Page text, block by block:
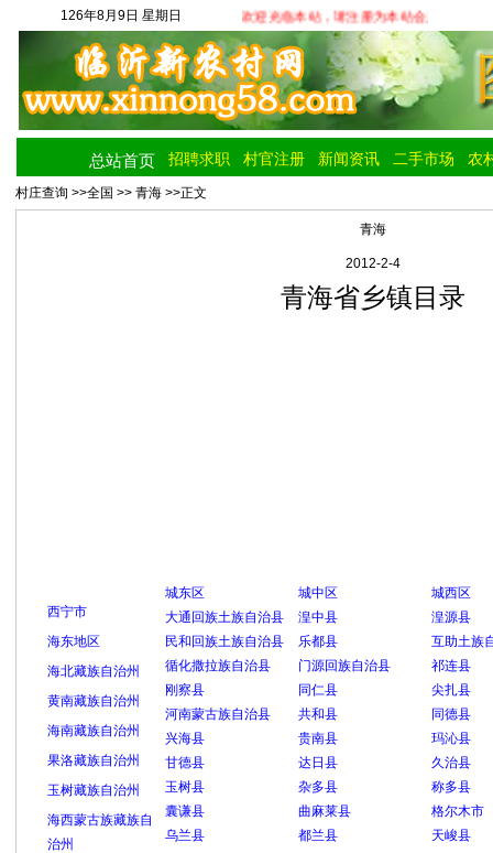
126年8月9日 星期日 欢迎光临本站，请注册为本站会员享受更多
总站首页 招聘求职 村官注册 新闻资讯 二手市场 农
村庄查询 >>全国 >> 青海>>正文
青海
2012-2-4
青海省乡镇目录
西宁市
海东地区
海北藏族自治州
黄南藏族自治州
海南藏族自治州
果洛藏族自治州
玉树藏族自治州
海西蒙古族藏族自
治州
城东区 城中区
城西区
大通回族土族自治县
湟中县
湟源县
民和回族土族自治县
乐都县
互助土族
循化撒拉族自治县
门源回族自治县
祁连县
刚察县
同仁县
尖扎县
河南蒙古族自治县
共和县
同德县
兴海县
贵南县
玛沁县
甘德县
达日县
久治县
玉树县
杂多县
称多县
囊谦县
曲麻莱县
格尔木市
乌兰县
都兰县 天峻县